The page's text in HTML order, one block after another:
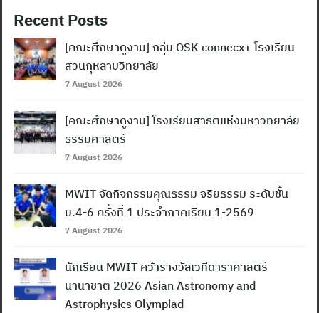
Recent Posts
[คณะศึกษาดูงาน] กลุ่ม OSK connecx+ โรงเรียน
สวนกุหลาบวิทยาลัย
7 August 2026
[คณะศึกษาดูงาน] โรงเรียนสาธิตแห่งมหาวิทยาลัย
ธรรมศาสตร์
7 August 2026
MWIT จัดกิจกรรมคุณธรรม จริยธรรม ระดับชั้น
ม.4-6 ครั้งที่ 1 ประจำภาคเรียน 1-2569
7 August 2026
นักเรียน MWIT คว้ารางวัลเวทีดาราศาสตร์
นานาชาติ 2026 Asian Astronomy and
Astrophysics Olympiad